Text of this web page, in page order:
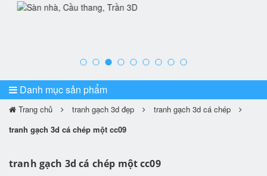
Danh mục sản phẩm
Trang chủ tranh gạch 3d đẹp
tranh gạch 3d cá chép
tranh gạch 3d cá chép một cc09
tranh gạch 3d cá chép một cc09